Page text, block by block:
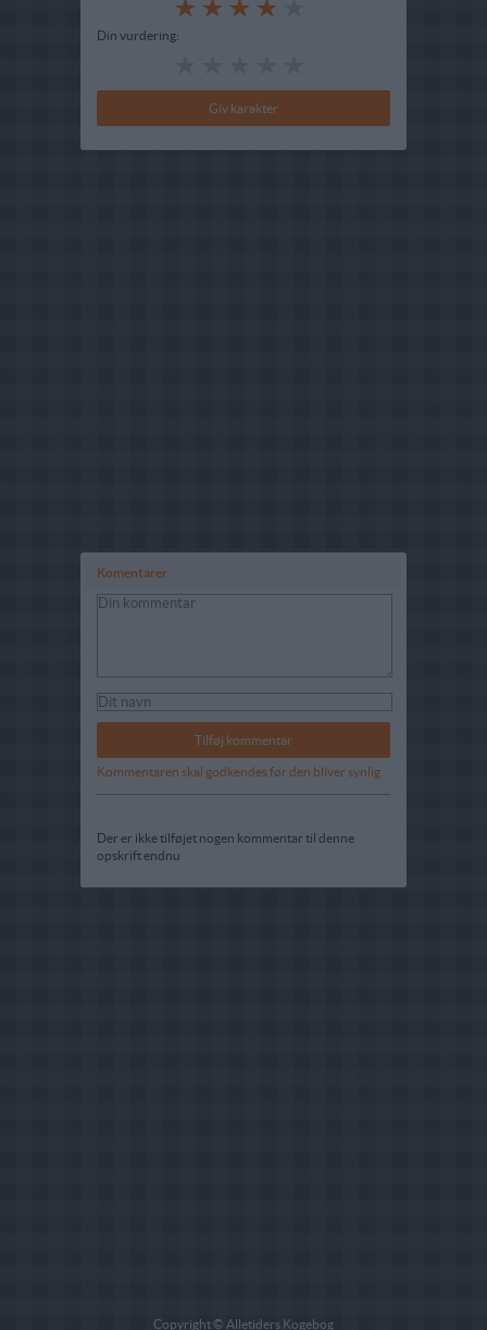
Din vurdering:
Komentarer
Kommentaren skal godkendes før den bliver synlig
Der er ikke tilføjet nogen kommentar til denne
opskrift endnu
Copyright © Alletiders Kogebog